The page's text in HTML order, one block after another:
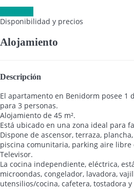
Disponibilidad y precios
Alojamiento
Descripción
El apartamento en Benidorm posee 1
para 3 personas.
Alojamiento de 45 m².
Está ubicado en una zona ideal para
Dispone de ascensor, terraza,
piscina comunitaria, parking aire libre
Televisor.
La cocina independiente, eléctrica,
microondas, congelador, lavadora,
utensilios/cocina, cafetera, tostadora